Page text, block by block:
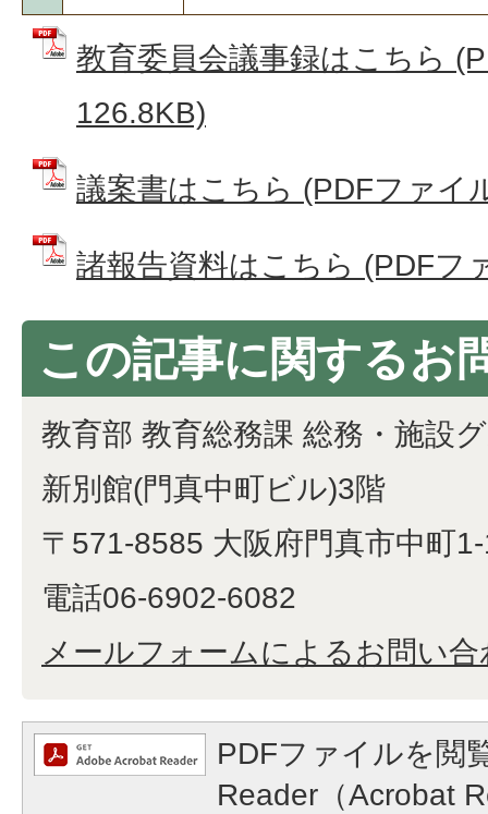
教育委員会議事録はこちら
126.8KB)
議案書はこちら (PDFファイ
諸報告資料はこちら (PDFフ
この記事に関するお
教育部 教育総務課 総務・施設
新別館(門真中町ビル)3階
〒571-8585 大阪府門真市中町
電話06-6902-6082
メールフォームによるお問い合
PDFファイルを閲
Reader（Acrobat